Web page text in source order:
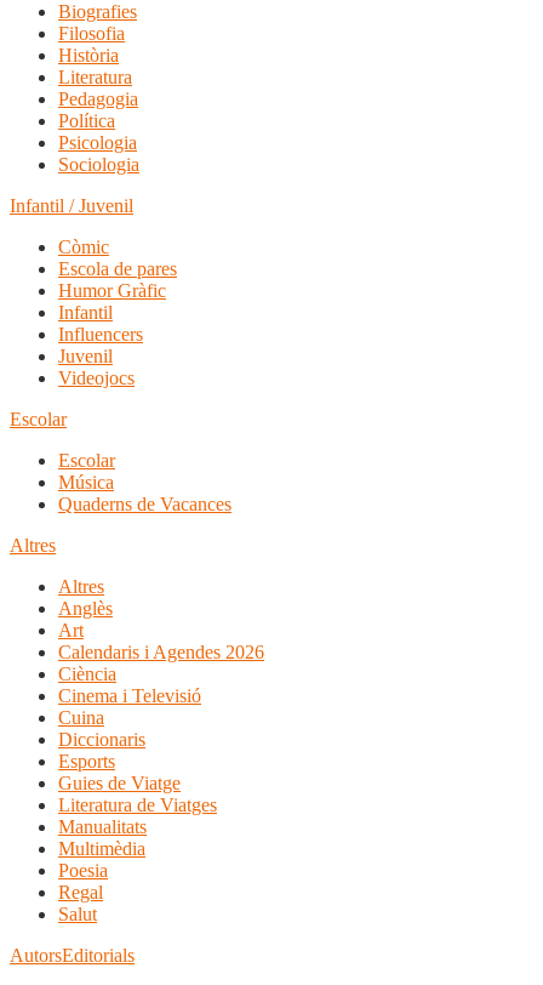
Biografies
Filosofia
Història
Literatura
Pedagogia
Política
Psicologia
Sociologia
Infantil / Juvenil
Còmic
Escola de pares
Humor Gràfic
Infantil
Influencers
Juvenil
Videojocs
Escolar
Escolar
Música
Quaderns de Vacances
Altres
Altres
Anglès
Art
Calendaris i Agendes 2026
Ciència
Cinema i Televisió
Cuina
Diccionaris
Esports
Guies de Viatge
Literatura de Viatges
Manualitats
Multimèdia
Poesia
Regal
Salut
AutorsEditorials